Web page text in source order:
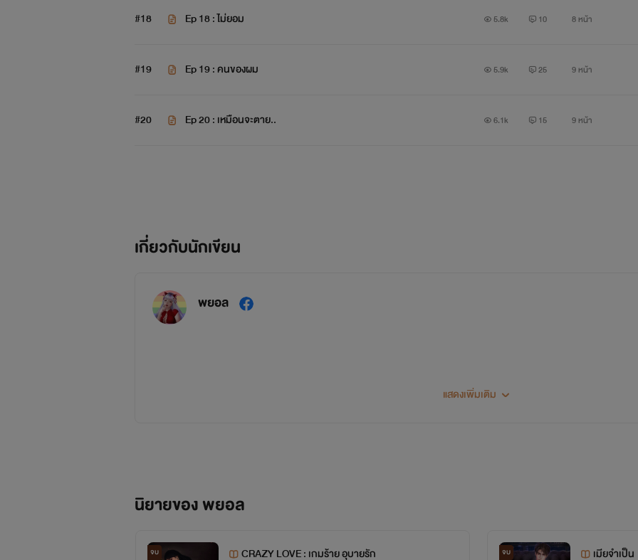
#18 Ep 18 : ไม่ยอม 5.8k 10 8 หน้า
#19 Ep 19 : คนของผม 5.9k 25 9 หน้า
#20 Ep 20 : เหมือนจะตาย.. 6.1k 15 9 หน้า
เกี่ยวกับนักเขียน
พยอล
แสดงเพิ่มเติม
นิยายของ พยอล
จบ CRAZY LOVE : เกมร้าย อุบายรัก จบ เมียจำเป็น